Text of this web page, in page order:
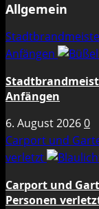
Allgemein
Anfängen
Anfängen
6. August 20260
Carport und
verletzt
Carport und
Personen